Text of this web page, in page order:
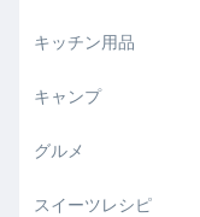
キッチン用品
キャンプ
グルメ
スイーツレシピ